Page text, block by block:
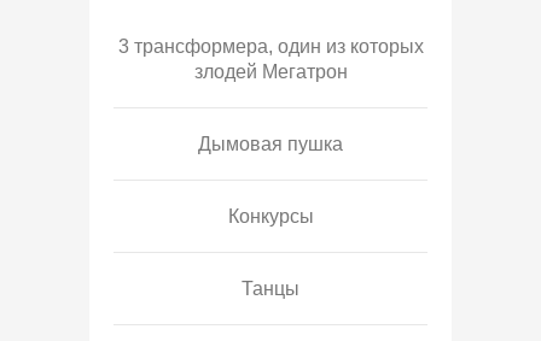
3 трансформера, один из которых
злодей Мегатрон
Дымовая пушка
Конкурсы
Танцы